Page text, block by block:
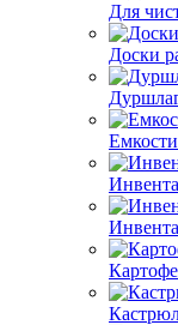
Для
Доски